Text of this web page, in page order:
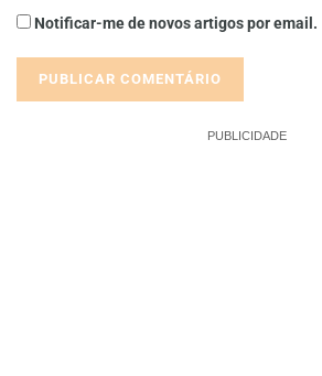
Notificar-me de novos artigos por email.
PUBLICIDADE